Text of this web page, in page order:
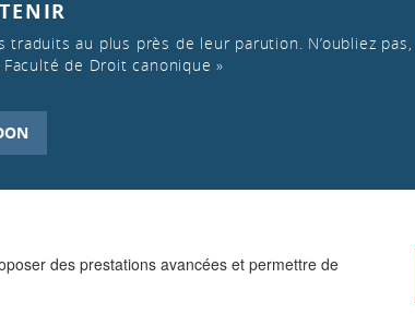
des prestations avancées et permettre de
au plus près de leur parution. N’oubliez
de Droit canonique »